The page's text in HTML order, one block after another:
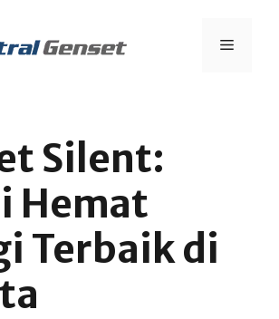
Menu
Silent:
Hemat
Terbaik di